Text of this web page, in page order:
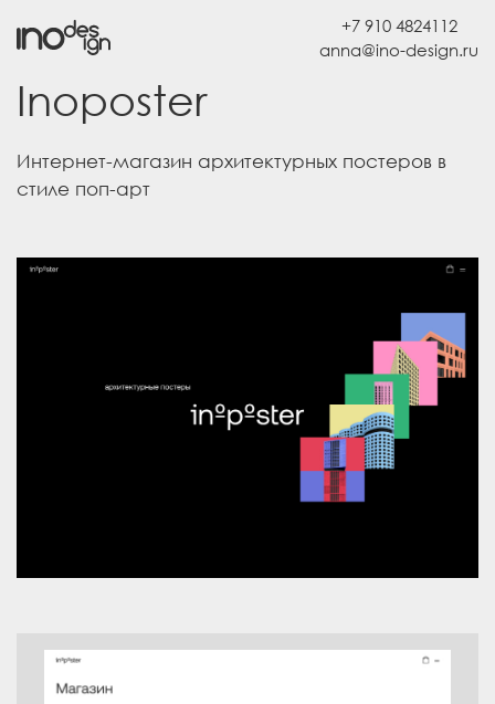
+7 910 4824112
Inoposter
Интернет-магазин архитектурных постеров в
стиле поп-арт